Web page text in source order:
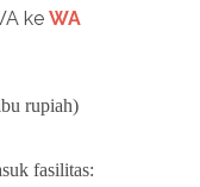
ke WA
rupiah)
fasilitas: